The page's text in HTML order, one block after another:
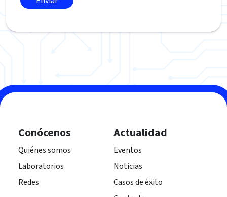
Conócenos
Quiénes somos
Laboratorios
Redes
Actualidad
Eventos
Noticias
Casos de éxito